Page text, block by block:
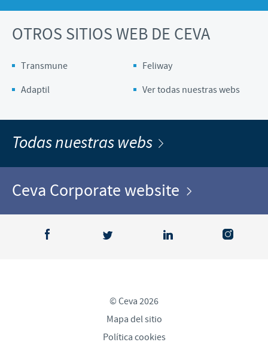
OTROS SITIOS WEB DE CEVA
Transmune
Feliway
Adaptil
Ver todas nuestras webs
Todas nuestras webs
Ceva Corporate website
© Ceva 2026
Mapa del sitio
Política cookies